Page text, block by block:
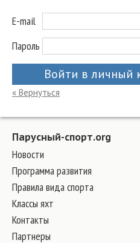
E-mail
Пароль
Войти в личный
« Вернуться
Парусный-спорт.org
Новости
Программа развития
Правила вида спорта
Классы яхт
Контакты
Партнеры